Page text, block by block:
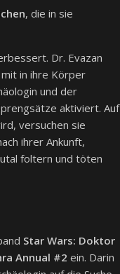
, die in sie
Dr. Evazan
in ihre Körper
und der
aktiviert. Auf
versuchen sie
ihrer Ankunft,
foltern und töten
Star Wars: Doktor
Annual #2 ein. Darin